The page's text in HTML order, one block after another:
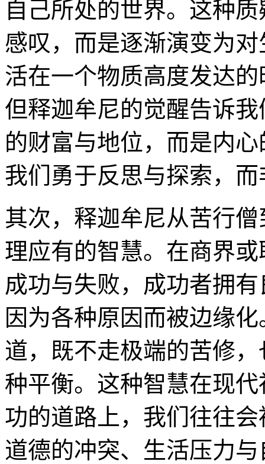
自己所处的世界。这种
感叹，而是逐渐演变为
活在一个物质高度发达
但释迦牟尼的觉醒告诉
的财富与地位，而是内
我们勇于反思与探索，
其次，释迦牟尼从苦行
理应有的智慧。在商界
成功与失败，成功者拥
因为各种原因而被边缘
道，既不走极端的苦修
种平衡。这种智慧在现
功的道路上，我们往往
道德的冲突、生活压力